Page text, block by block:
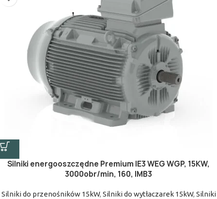
Silniki energooszczędne Premium IE3 WEG WGP, 15KW,
3000obr/min, 160, IMB3
Silniki do przenośników 15kW, Silniki do wytłaczarek 15kW, Silniki